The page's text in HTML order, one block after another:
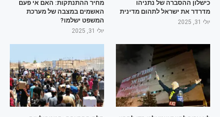
כישלון ההסברה של נתניהו
מדרדר את ישראל לתהום מדינית
יולי 31, 2025
מחיר ההתנתקות: האם אי פעם
האשמים במצבה של מערכת
המשפט ישלמו?
יולי 31, 2025